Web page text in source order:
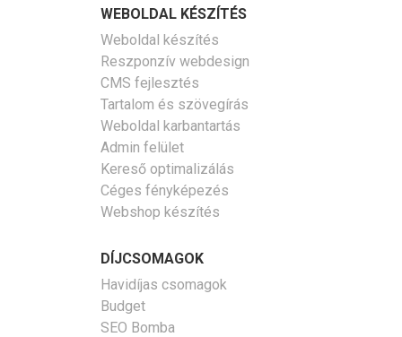
WEBOLDAL KÉSZÍTÉS
Weboldal készítés
Reszponzív webdesign
CMS fejlesztés
Tartalom és szövegírás
Weboldal karbantartás
Admin felület
Kereső optimalizálás
Céges fényképezés
Webshop készítés
DÍJCSOMAGOK
Havidíjas csomagok
Budget
SEO Bomba